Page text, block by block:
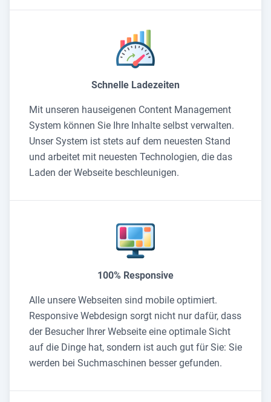
Schnelle Ladezeiten
Mit unseren hauseigenen Content Management
System können Sie Ihre Inhalte selbst verwalten.
Unser System ist stets auf dem neuesten Stand
und arbeitet mit neuesten Technologien, die das
Laden der Webseite beschleunigen.
100% Responsive
Alle unsere Webseiten sind mobile optimiert.
Responsive Webdesign sorgt nicht nur dafür, dass
der Besucher Ihrer Webseite eine optimale Sicht
auf die Dinge hat, sondern ist auch gut für Sie: Sie
werden bei Suchmaschinen besser gefunden.